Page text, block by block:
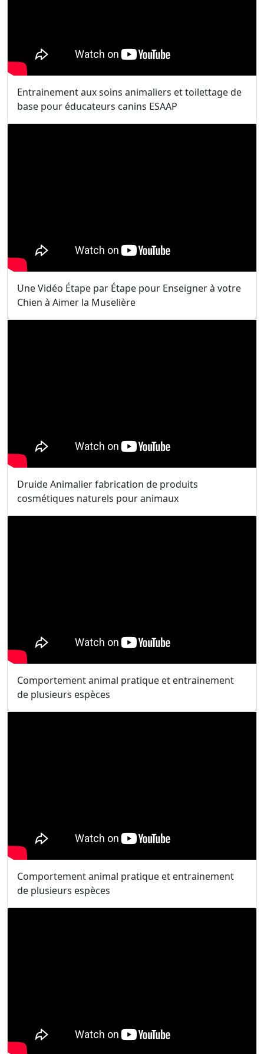
Entrainement aux soins animaliers et toilettage de
base pour éducateurs canins ESAAP
Une Vidéo Étape par Étape pour Enseigner à votre
Chien à Aimer la Muselière
Druide Animalier fabrication de produits
cosmétiques naturels pour animaux
Comportement animal pratique et entrainement
de plusieurs espèces
Comportement animal pratique et entrainement
de plusieurs espèces